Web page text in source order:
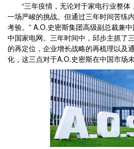
“三年疫情，无论对于家电行业整体
一场严峻的挑战。但通过三年时间苦练
考验。” A.O.史密斯集团高级副总裁兼
中国家电网。三年时间中，邱步主抓了
的再定位，企业增长战略的再梳理以及
化，这三点对于A.O.史密斯在中国市场